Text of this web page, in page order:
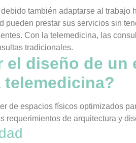
también adaptarse al trabajo
pueden prestar sus servicios sin
Con la telemedicina, las
tradicionales.
el diseño de un
de espacios físicos optimizados
requerimientos de arquitectura y